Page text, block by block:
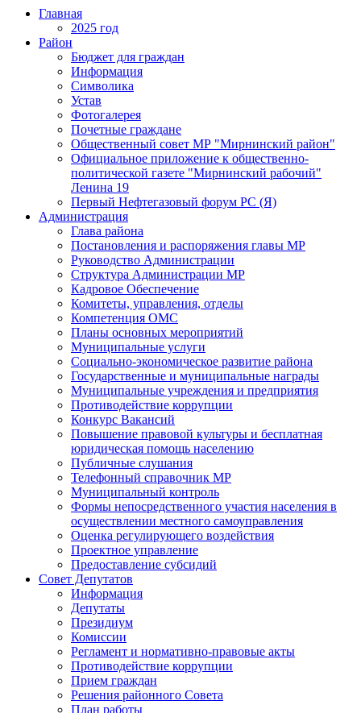
Главная
2025 год
Район
Бюджет для граждан
Информация
Символика
Устав
Фотогалерея
Почетные граждане
Общественный совет МР "Мирнинский район"
Официальное приложение к общественно-
политической газете "Мирнинский рабочий"
Ленина 19
Первый Нефтегазовый форум РС (Я)
Администрация
Глава района
Постановления и распоряжения главы МР
Руководство Администрации
Структура Администрации МР
Кадровое Обеспечение
Комитеты, управления, отделы
Компетенция ОМС
Планы основных мероприятий
Муниципальные услуги
Социально-экономическое развитие района
Государственные и муниципальные награды
Муниципальные учреждения и предприятия
Противодействие коррупции
Конкурс Вакансий
Повышение правовой культуры и бесплатная
юридическая помощь населению
Публичные слушания
Телефонный справочник МР
Муниципальный контроль
Формы непосредственного участия населения в
осуществлении местного самоуправления
Оценка регулирующего воздействия
Проектное управление
Предоставление субсидий
Совет Депутатов
Информация
Депутаты
Президиум
Комиссии
Регламент и нормативно-правовые акты
Противодействие коррупции
Прием граждан
Решения районного Совета
План работы